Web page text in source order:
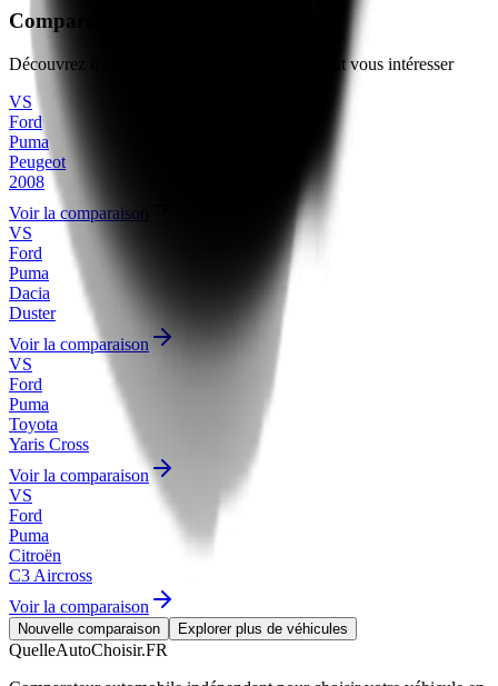
Comparaisons Similaires
Découvrez d'autres comparaisons qui pourraient vous intéresser
VS
Ford
Puma
Peugeot
2008
Voir la comparaison
VS
Ford
Puma
Dacia
Duster
Voir la comparaison
VS
Ford
Puma
Toyota
Yaris Cross
Voir la comparaison
VS
Ford
Puma
Citroën
C3 Aircross
Voir la comparaison
Nouvelle comparaison Explorer plus de véhicules
QuelleAutoChoisir.FR